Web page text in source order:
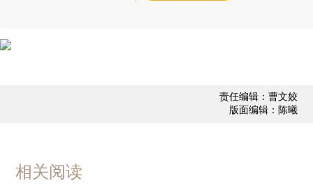
责任编辑：曹文姣
版面编辑：陈曦
相关阅读